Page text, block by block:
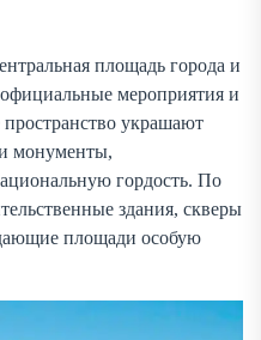
площадь города и
мероприятия и
украшают
монументы,
гордость. По
здания, скверы
площади особую